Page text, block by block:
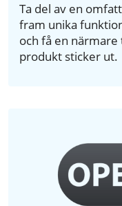
Ta del av en
fram unika
och få en
produkt sticker ut.